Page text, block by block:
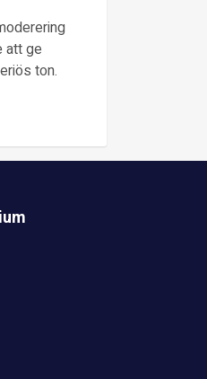
att ge
ton.